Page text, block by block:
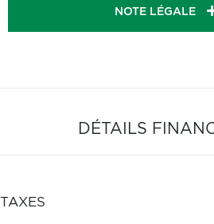
NOTE LÉGALE
DÉTAILS
TAXES